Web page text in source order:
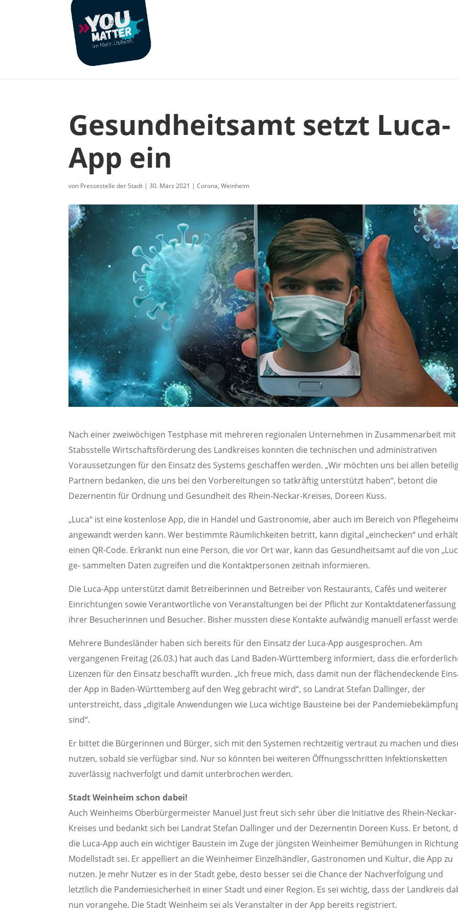
Gesundheitsamt setzt Luca-
App ein
von Pressestelle der Stadt |30. März 2021 |Corona,Weinheim
Nach einer zweiwöchigen Testphase mit mehreren regionalen Unternehmen in Zusammenarbeit
Stabsstelle Wirtschaftsförderung des Landkreises konnten die technischen und administrativen
Voraussetzungen für den Einsatz des Systems geschaffen werden. „Wir möchten uns bei allen
Partnern bedanken, die uns bei den Vorbereitungen so tatkräftig unterstützt haben“, betont die
Dezernentin für Ordnung und Gesundheit des Rhein-Neckar-Kreises, Doreen Kuss.
„Luca“ ist eine kostenlose App, die in Handel und Gastronomie, aber auch im Bereich von
angewandt werden kann. Wer bestimmte Räumlichkeiten betritt, kann digital „einchecken“ und erhält
einen QR-Code. Erkrankt nun eine Person, die vor Ort war, kann das Gesundheitsamt auf die von
ge- sammelten Daten zugreifen und die Kontaktpersonen zeitnah informieren.
Die Luca-App unterstützt damit Betreiberinnen und Betreiber von Restaurants, Cafés und weiterer
Einrichtungen sowie Verantwortliche von Veranstaltungen bei der Pflicht zur Kontaktdatenerfassung
ihrer Besucherinnen und Besucher. Bisher mussten diese Kontakte aufwändig manuell erfasst
Mehrere Bundesländer haben sich bereits für den Einsatz der Luca-App ausgesprochen. Am
vergangenen Freitag (26.03.) hat auch das Land Baden-Württemberg informiert, dass die
Lizenzen für den Einsatz beschafft wurden. „Ich freue mich, dass damit nun der flächendeckende
der App in Baden-Württemberg auf den Weg gebracht wird“, so Landrat Stefan Dallinger, der
unterstreicht, dass „digitale Anwendungen wie Luca wichtige Bausteine bei der
sind“.
Er bittet die Bürgerinnen und Bürger, sich mit den Systemen rechtzeitig vertraut zu machen und
nutzen, sobald sie verfügbar sind. Nur so könnten bei weiteren Öffnungsschritten Infektionsketten
zuverlässig nachverfolgt und damit unterbrochen werden.
Stadt Weinheim schon dabei!
Auch Weinheims Oberbürgermeister Manuel Just freut sich sehr über die Initiative des Rhein-Neckar-
Kreises und bedankt sich bei Landrat Stefan Dallinger und der Dezernentin Doreen Kuss. Er betont,
die Luca-App auch ein wichtiger Baustein im Zuge der jüngsten Weinheimer Bemühungen in
Modellstadt sei. Er appelliert an die Weinheimer Einzelhändler, Gastronomen und Kultur, die App zu
nutzen. Je mehr Nutzer es in der Stadt gebe, desto besser sei die Chance der Nachverfolgung und
letztlich die Pandemiesicherheit in einer Stadt und einer Region. Es sei wichtig, dass der Landkreis
nun vorangehe. Die Stadt Weinheim sei als Veranstalter in der App bereits registriert.